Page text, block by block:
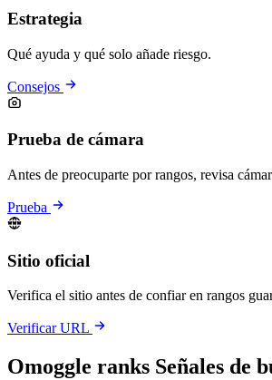
Estrategia
Qué ayuda y qué solo añade riesgo.
Consejos
Prueba de cámara
Antes de preocuparte por rangos, revisa
Prueba
Sitio oficial
Verifica el sitio antes de confiar en rangos
Verificar URL
Omoggle ranks Señales de